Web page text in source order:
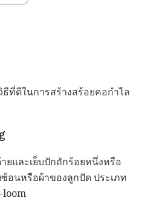
ธีที่ดีในการสร้างสร้อยคอกำไล
ยและเย็บปักถักร้อยหนึ่งหรือ
อนหรือผ้าของลูกปัด ประเภท
loom